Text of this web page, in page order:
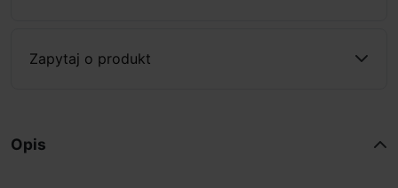
Zapytaj o produkt
Opis